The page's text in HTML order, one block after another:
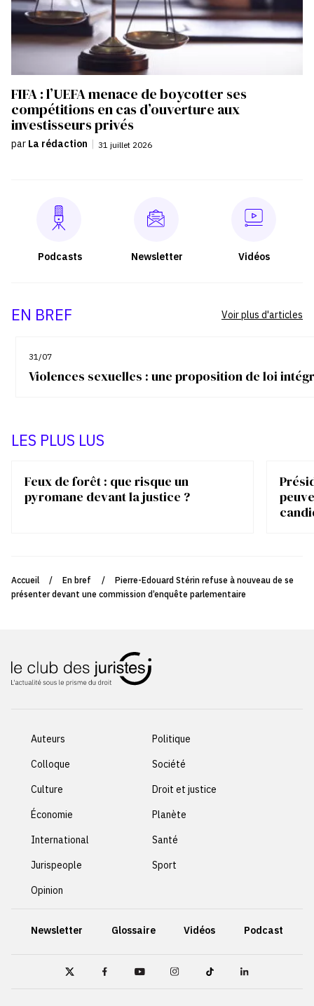
FIFA : l’UEFA menace de boycotter ses
compétitions en cas d’ouverture aux
investisseurs privés
par La rédaction | 31 juillet 2026
Podcasts Newsletter Vidéos
EN BREF
31/07
Violences sexuelles : une proposition de loi
Voir plus d'articles
LES PLUS LUS
Feux de forêt : que risque un
pyromane devant la justice ?
Accueil / En bref /
Pierre-Edouard Stérin refuse à nouveau de se
présenter devant une commission d’enquête parlementaire
Auteurs
Colloque
Culture
Économie
International
Jurispeople
Opinion
Politique
Société
Droit et justice
Planète
Santé
Sport
Newsletter Glossaire Vidéos Podcast